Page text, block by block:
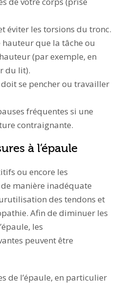
éviter les torsions du tronc.
hauteur que la tâche ou
(par exemple, en
du lit).
se pencher ou travailler
fréquentes si une
contraignante.
à l’épaule
ou encore les
manière inadéquate
des tendons et
Afin de diminuer les
les
peuvent être
de l’épaule, en particulier